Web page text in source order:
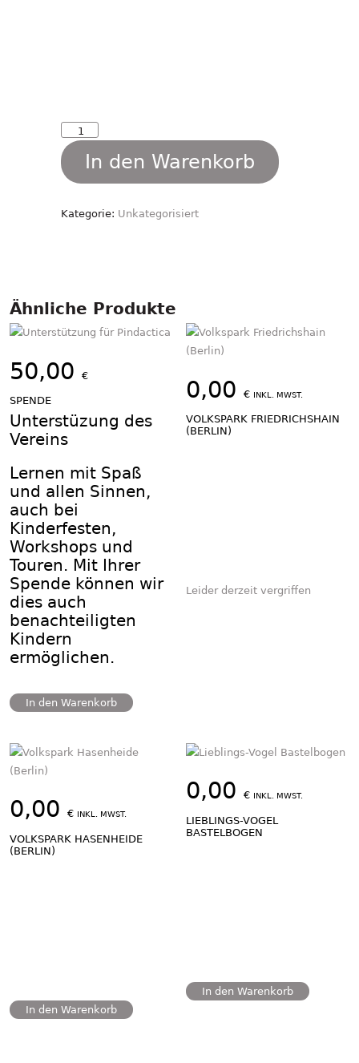
Lehrmaterial
Weihnachten
DaF/DaZ
und
Menge
In den Warenkorb
Kategorie: Unkategorisiert
Ähnliche Produkte
50,00 €
SPENDE
Unterstüzung des
Vereins
Lernen mit Spaß
und allen Sinnen,
auch bei
Kinderfesten,
Workshops und
Touren. Mit Ihrer
Spende können wir
dies auch
benachteiligten
Kindern
ermöglichen.
In den Warenkorb
0,00€ INKL. MWST.
VOLKSPARK FRIEDRICHSHAIN
(BERLIN)
Leider derzeit vergriffen
0,00 € INKL. MWST.
VOLKSPARK HASENHEIDE
(BERLIN)
In den Warenkorb
0,00€ INKL. MWST.
LIEBLINGS-VOGEL
BASTELBOGEN
In den Warenkorb